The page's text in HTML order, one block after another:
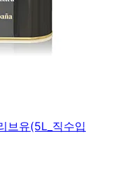
유(5L_직수입